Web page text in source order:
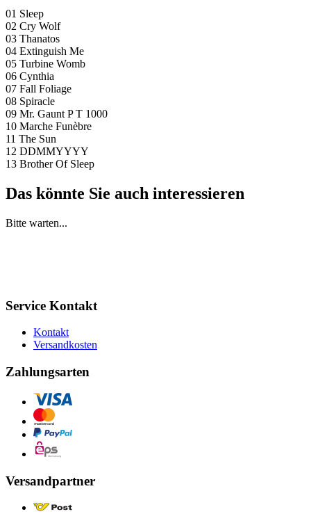
01 Sleep
02 Cry Wolf
03 Thanatos
04 Extinguish Me
05 Turbine Womb
06 Cynthia
07 Fall Foliage
08 Spiracle
09 Mr. Gaunt P T 1000
10 Marche Funèbre
11 The Sun
12 DDMMYYYY
13 Brother Of Sleep
Das könnte Sie auch interessieren
Bitte warten...
Service Kontakt
Kontakt
Versandkosten
Zahlungsarten
Versandpartner